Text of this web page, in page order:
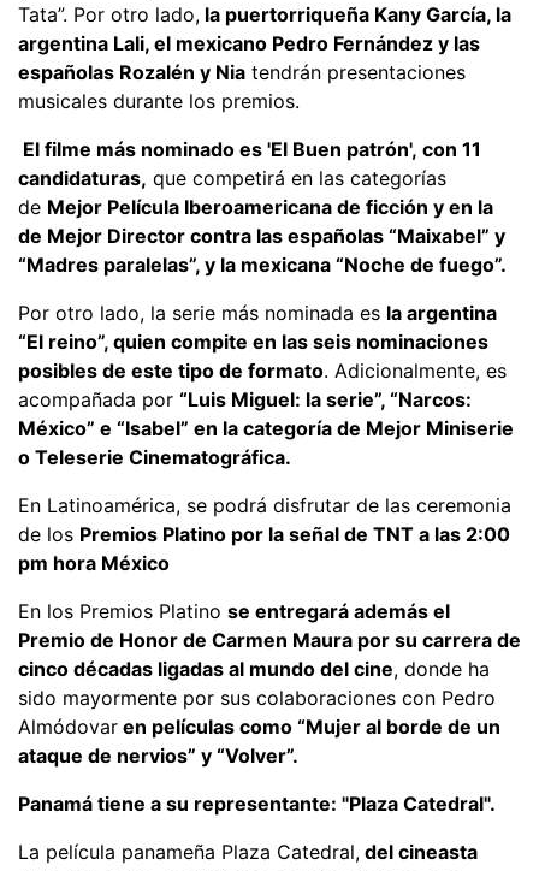
Tata”. Por otro lado, la puertorriqueña Kany García, la
argentina Lali, el mexicano Pedro Fernández y las
españolas Rozalén y Nia tendrán presentaciones
musicales durante los premios.
El filme más nominado es 'El Buen patrón', con 11
candidaturas, que competirá en las categorías
de Mejor Película Iberoamericana de ficción y en la
de Mejor Director contra las españolas “Maixabel” y
“Madres paralelas”, y la mexicana “Noche de fuego”.
Por otro lado, la serie más nominada es la argentina
“El reino”, quien compite en las seis nominaciones
posibles de este tipo de formato. Adicionalmente, es
acompañada por “Luis Miguel: la serie”, “Narcos:
México” e “Isabel” en la categoría de Mejor Miniserie
o Teleserie Cinematográfica.
En Latinoamérica, se podrá disfrutar de las ceremonia
de los Premios Platino por la señal de TNT a las 2:00
pm hora México
En los Premios Platino se entregará además el
Premio de Honor de Carmen Maura por su carrera de
cinco décadas ligadas al mundo del cine, donde ha
sido mayormente por sus colaboraciones con Pedro
Almódovar en películas como “Mujer al borde de un
ataque de nervios” y “Volver”.
Panamá tiene a su representante: "Plaza Catedral".
La película panameña Plaza Catedral, del cineasta